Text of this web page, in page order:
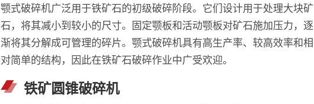
颚式破碎机广泛用于铁矿石的初级破碎阶段。它们设计用于处理大块矿
石，将其减小到较小的尺寸。固定颚板和活动颚板对矿石施加压力，逐
渐将其分解成可管理的碎片。颚式破碎机具有高生产率、较高效率和相
对简单的结构，因此在铁矿石破碎作业中广受欢迎。
铁矿圆锥破碎机